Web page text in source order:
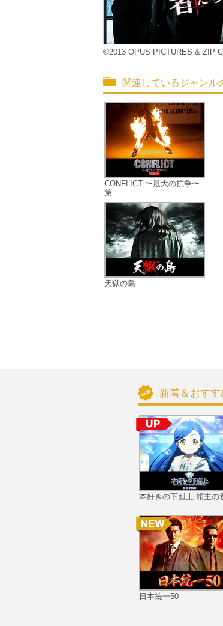
©2013 OPUS PICTURES & ZIP
関連しているジャンル
CONFLICT 〜最大の抗争〜
第...
天獄の島
新着＆おすす
本好きの下剋上 領主の
日本統一50